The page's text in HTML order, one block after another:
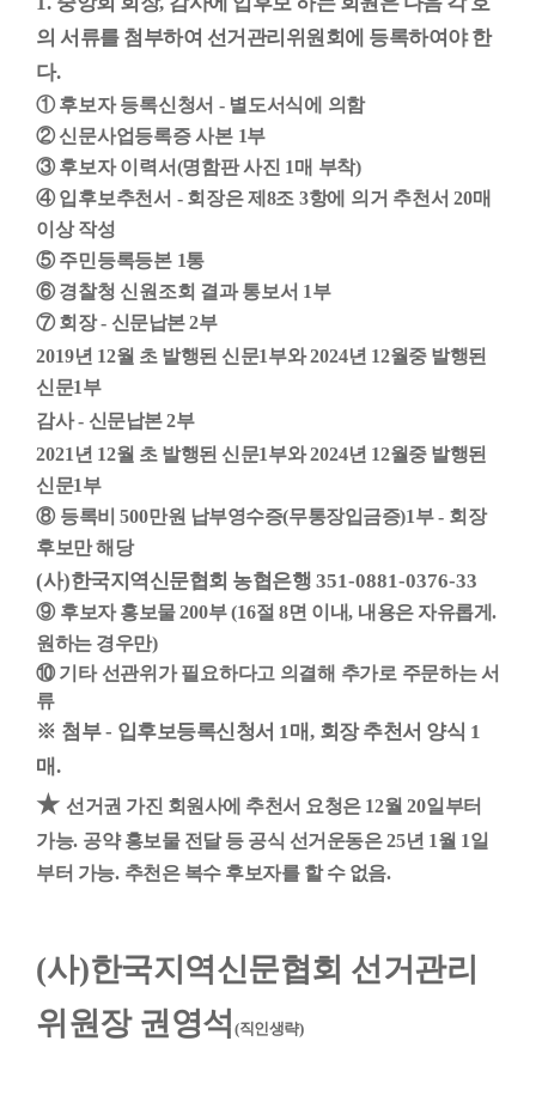
의 서류를 첨부하여 선거관리위원회에 등록하여야 한
다.
① 후보자 등록신청서 - 별도서식에 의함
② 신문사업등록증 사본 1부
③ 후보자 이력서(명함판 사진 1매 부착)
④ 입후보추천서 - 회장은 제 8조 3항에 의거 추천서20매
이상 작성
⑤ 주민등록등본 1통
⑥ 경찰청 신원조회 결과 통보서 1부
⑦ 회장- 신문납본2부
2019년 12월 초 발행된 신문1부와2024년 12월중 발행된
신문1부
감사- 신문납본2부
2021 년 12월 초 발행된 신문1부와2024년 12월중 발행된
신문1부
⑧ 등록비 500만원 납부영수증(무통장입금증)1부- 회장
후보만 해당
(사)한국지역신문협회 농협은행 351-0881-0376-33
⑨ 후보자 홍보물200부(16절 8면 이내, 내용은 자유롭게 .
원하는 경우만)
⑩ 기타 선관위가 필요하다고 의결해 추가로 주문하는 서
류
※ 첨부- 입후보등록신청서 1매, 회장 추천서 양식 1
매.
★ 선거권 가진 회원사에 추천서 요청은 12월 20일부터
가능. 공약 홍보물 전달 등 공식 선거운동은25년 1월 1일
부터 가능. 추천은 복수 후보자를 할 수 없음.
(사)한국지역신문협회 선거관리
위원장 권영석 (직인생략)